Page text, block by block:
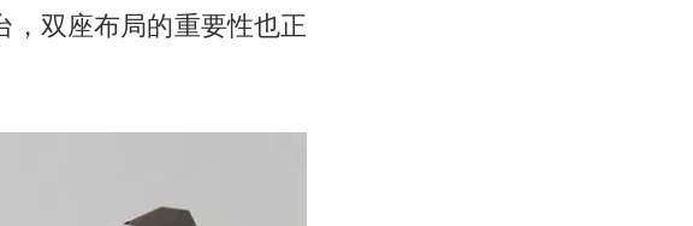
，双座布局的重要性也正